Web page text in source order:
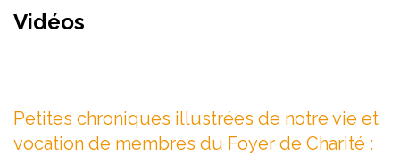
Vidéos
Petites chroniques illustrées de notre vie et
vocation de membres du Foyer de Charité :